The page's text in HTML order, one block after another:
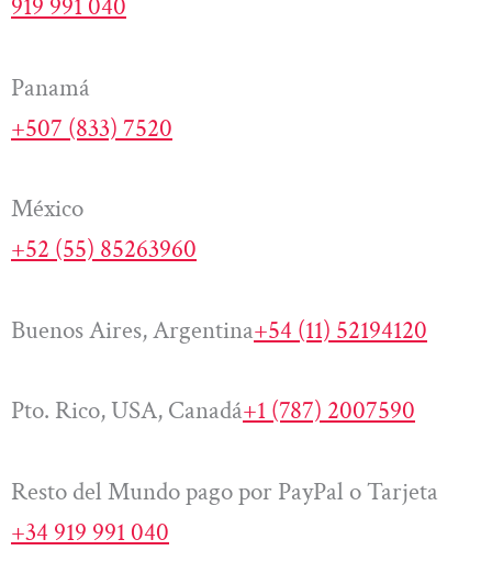
919 991 040
Panamá
+507 (833) 7520
México
+52 (55) 85263960
Buenos Aires, Argentina+54 (11) 52194120
Pto. Rico, USA, Canadá+1 (787) 2007590
Resto del Mundo pago por PayPal o Tarjeta
+34 919 991 040